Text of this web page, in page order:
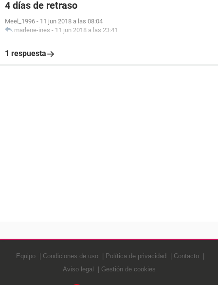
4 días de retraso
Meel_1996 - 11 jun 2018 a las 08:04
marlene-ines - 11 jun 2018 a las 23:41
1 respuesta
Equipo Condiciones de uso Política de privacidad
Contacto
Aviso legal
Gestión de cookies